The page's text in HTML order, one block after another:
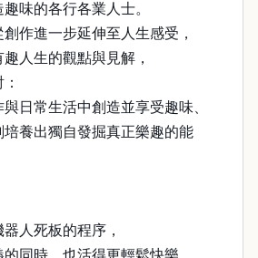
味的各行各業人士。
作進一步延伸至人生感受，
人生的觀點與見解，
日常生活中創造並享受趣味、
養出獨自發掘真正樂趣的能
人死板的程序，
同時，也活得更輕鬆快樂。